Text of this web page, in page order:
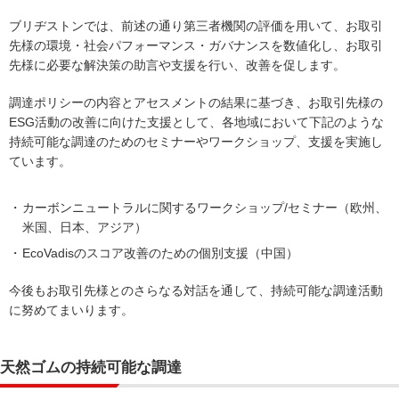
ブリヂストンでは、前述の通り第三者機関の評価を用いて、お取引
先様の環境・社会パフォーマンス・ガバナンスを数値化し、お取引
先様に必要な解決策の助言や支援を行い、改善を促します。
調達ポリシーの内容とアセスメントの結果に基づき、お取引先様の
ESG活動の改善に向けた支援として、各地域において下記のような
持続可能な調達のためのセミナーやワークショップ、支援を実施し
ています。
カーボンニュートラルに関するワークショップ/セミナー（欧州、
米国、日本、アジア）
EcoVadisのスコア改善のための個別支援（中国）
今後もお取引先様とのさらなる対話を通して、持続可能な調達活動
に努めてまいります。
天然ゴムの持続可能な調達